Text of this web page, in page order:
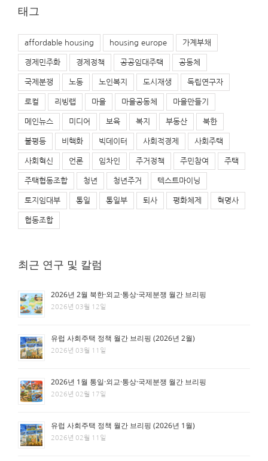
태그
affordable housing housing europe 가계부채
경제민주화 경제정책 공공임대주택 공동체
국제분쟁 노동 노인복지 도시재생 독립연구자
로컬 리빙랩 마을 마을공동체 마을만들기
메인뉴스 미디어 보육 복지 부동산 북한
불평등 비핵화 빅데이터 사회적경제 사회주택
사회혁신 언론 임차인 주거정책 주민참여 주택
주택협동조합 청년 청년주거 텍스트마이닝
토지임대부 통일 통일부 퇴사 평화체제 혁명사
협동조합
최근 연구 및 칼럼
2026년 2월 북한·외교·통상·국제분쟁 월간 브리핑
2026년 03월 12일
유럽 사회주택 정책 월간 브리핑 (2026년 2월)
2026년 03월 11일
2026년 1월 통일·외교·통상·국제분쟁 월간 브리핑
2026년 02월 17일
유럽 사회주택 정책 월간 브리핑 (2026년 1월)
2026년 02월 11일